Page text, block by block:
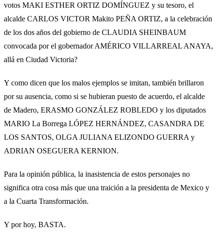
votos MAKI ESTHER ORTIZ DOMÍNGUEZ y su tesoro, el
alcalde CARLOS VICTOR Makito PEÑA ORTIZ, a la celebración
de los dos años del gobierno de CLAUDIA SHEINBAUM
convocada por el gobernador AMÉRICO VILLARREAL ANAYA,
allá en Ciudad Victoria?
Y como dicen que los malos ejemplos se imitan, también brillaron
por su ausencia, como si se hubieran puesto de acuerdo, el alcalde
de Madero, ERASMO GONZÁLEZ ROBLEDO y los diputados
MARIO La Borrega LÓPEZ HERNÁNDEZ, CASANDRA DE
LOS SANTOS, OLGA JULIANA ELIZONDO GUERRA y
ADRIAN OSEGUERA KERNION.
Para la opinión pública, la inasistencia de estos personajes no
significa otra cosa más que una traición a la presidenta de Mexico y
a la Cuarta Transformación.
Y por hoy, BASTA.